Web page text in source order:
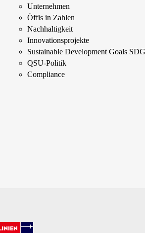
Unternehmen
Öffis in Zahlen
Nachhaltigkeit
Innovations­projekte
Sustainable Development Goals SDG
QSU-Politik
Compliance